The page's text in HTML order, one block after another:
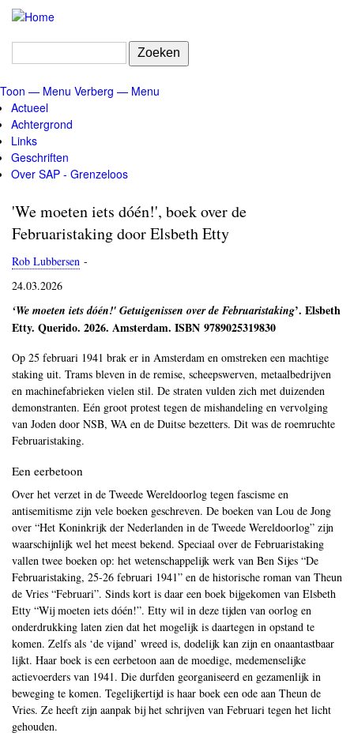
Overslaan
naar
gaan
Zoeken
Menu
Toon — Menu Verberg — Menu
Actueel
Achtergrond
Links
Geschriften
Over SAP - Grenzeloos
'We moeten iets dóén!', boek over de
Februaristaking door Elsbeth Etty
Rob Lubbersen -
24.03.2026
‘We moeten iets dóén!' Getuigenissen over de Februaristaking’. Elsbeth
Etty. Querido. 2026. Amsterdam. ISBN 9789025319830
Op 25 februari 1941 brak er in Amsterdam en omstreken een machtige
staking uit. Trams bleven in de remise, scheepswerven, metaalbedrijven
en machinefabrieken vielen stil. De straten vulden zich met duizenden
demonstranten. Eén groot protest tegen de mishandeling en vervolging
van Joden door NSB, WA en de Duitse bezetters. Dit was de roemruchte
Februaristaking.
Een eerbetoon
Over het verzet in de Tweede Wereldoorlog tegen fascisme en
antisemitisme zijn vele boeken geschreven. De boeken van Lou de Jong
over “Het Koninkrijk der Nederlanden in de Tweede Wereldoorlog” zijn
waarschijnlijk wel het meest bekend. Speciaal over de Februaristaking
vallen twee boeken op: het wetenschappelijk werk van Ben Sijes “De
Februaristaking, 25-26 februari 1941” en de historische roman van Theun
de Vries “Februari”. Sinds kort is daar een boek bijgekomen van Elsbeth
Etty “Wij moeten iets dóén!”. Etty wil in deze tijden van oorlog en
onderdrukking laten zien dat het mogelijk is daartegen in opstand te
komen. Zelfs als ‘de vijand’ wreed is, dodelijk kan zijn en onaantastbaar
lijkt. Haar boek is een eerbetoon aan de moedige, medemenselijke
actievoerders van 1941. Die durfden georganiseerd en gezamenlijk in
beweging te komen. Tegelijkertijd is haar boek een ode aan Theun de
Vries. Ze heeft zijn aanpak bij het schrijven van Februari tegen het licht
gehouden.